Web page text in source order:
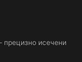
прецизно исечени